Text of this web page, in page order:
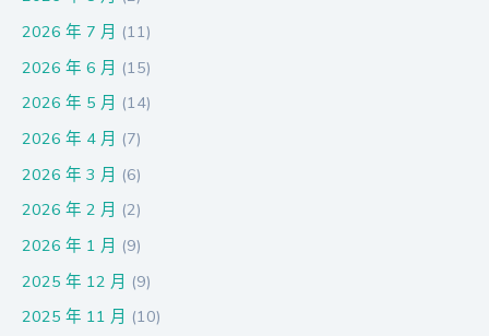
2026 年 7 月 (11)
2026 年 6 月 (15)
2026 年 5 月 (14)
2026 年 4 月 (7)
2026 年 3 月 (6)
2026 年 2 月 (2)
2026 年 1 月 (9)
2025 年 12 月 (9)
2025 年 11 月 (10)